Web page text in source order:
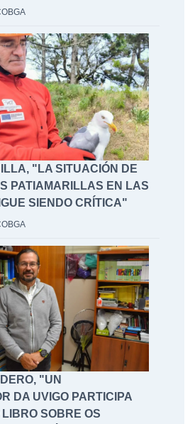
"LA SITUACIÓN DE
PATIAMARILLAS EN LAS
SIENDO CRÍTICA"
"UN
DA UVIGO PARTICIPA
LIBRO SOBRE OS